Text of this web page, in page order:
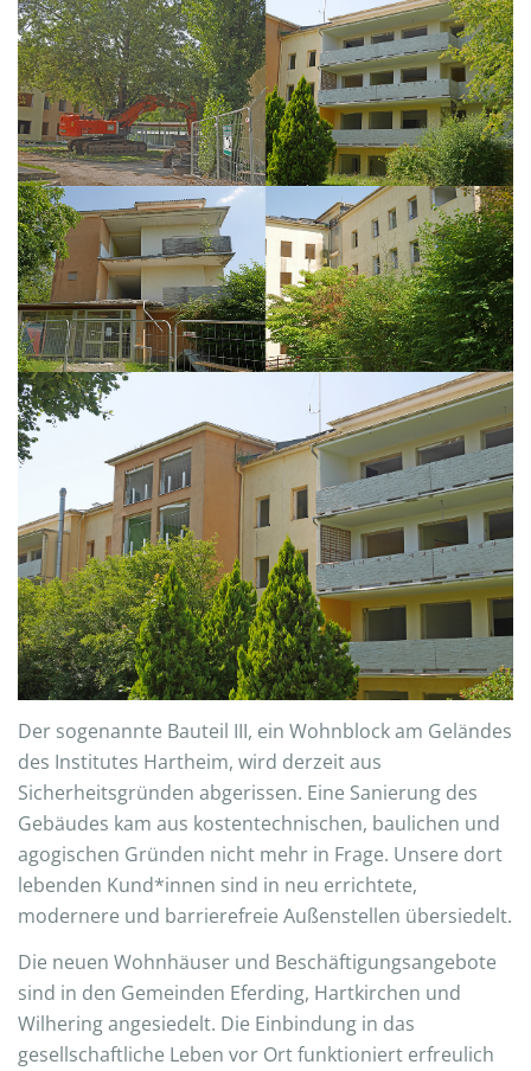
Der sogenannte Bauteil III, ein Wohnblock am Geländes
des Institutes Hartheim, wird derzeit aus
Sicherheitsgründen abgerissen. Eine Sanierung des
Gebäudes kam aus kostentechnischen, baulichen und
agogischen Gründen nicht mehr in Frage. Unsere dort
lebenden Kund*innen sind in neu errichtete,
modernere und barrierefreie Außenstellen übersiedelt.
Die neuen Wohnhäuser und Beschäftigungsangebote
sind in den Gemeinden Eferding, Hartkirchen und
Wilhering angesiedelt. Die Einbindung in das
gesellschaftliche Leben vor Ort funktioniert erfreulich